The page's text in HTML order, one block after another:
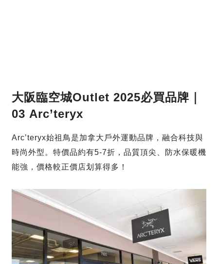
大阪臨空城Outlet 2025必買品牌｜
03 Arc’teryx
Arc’teryx始祖鳥是加拿大戶外運動品牌，融合科技與
時尚外型。特價品約有5-7折，品質頂尖、防水保暖機
能強，價格較正價店划算得多！